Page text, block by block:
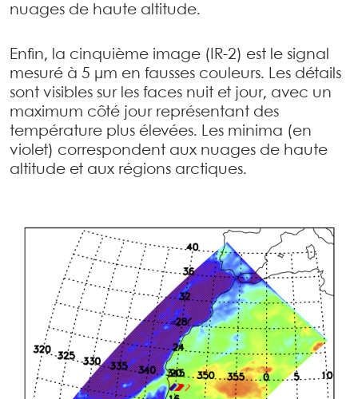
nuages de haute altitude.
Enfin, la cinquième image (IR-2) est le signal
mesuré à 5 µm en fausses couleurs. Les détails
sont visibles sur les faces nuit et jour, avec un
maximum côté jour représentant des
température plus élevées. Les minima (en
violet) correspondent aux nuages de haute
altitude et aux régions arctiques.